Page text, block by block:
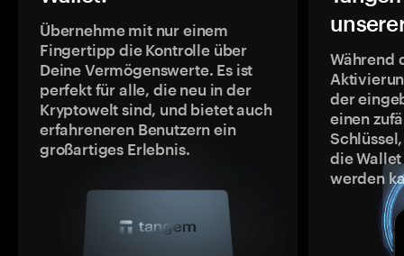
Übernehme mit nur einem
Fingertipp die Kontrolle über
Deine Vermögenswerte. Es ist
perfekt für alle, die neu in der
Kryptowelt sind, und bietet auch
erfahreneren Benutzern ein
großartiges Erlebnis.
Während
der
einen
die
werden